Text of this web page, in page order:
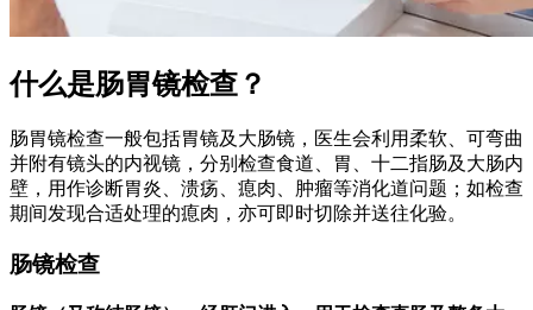
什么是肠胃镜检查？
肠胃镜检查一般包括胃镜及大肠镜，医生会利用柔软、可弯曲
并附有镜头的内视镜，分别检查食道、胃、十二指肠及大肠内
壁，用作诊断胃炎、溃疡、瘜肉、肿瘤等消化道问题；如检查
期间发现合适处理的瘜肉，亦可即时切除并送往化验。
肠镜检查